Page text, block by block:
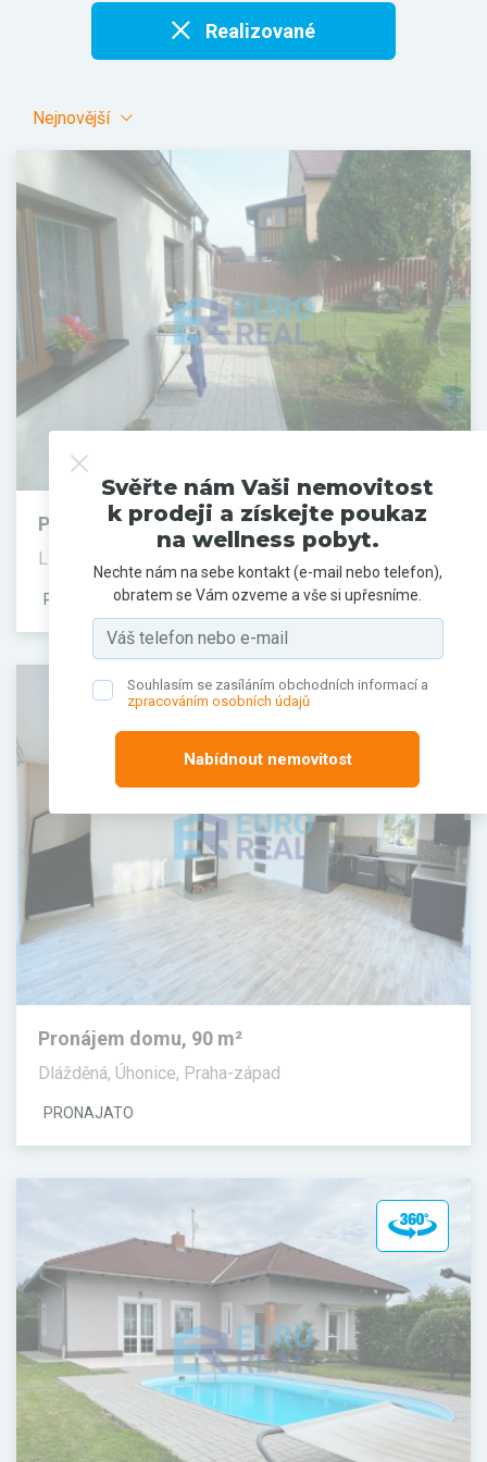
Realizované
Nejnovější
Prodej domu, 115 m²
Líbeznice, Praha-východ
PRODÁNO
Pronájem domu, 90 m²
Dlážděná, Úhonice, Praha-západ
PRONAJATO
Svěřte nám Vaši nemovitost
k prodeji a získejte poukaz
na wellness pobyt.
Nechte nám na sebe kontakt (e-mail nebo telefon),
obratem se Vám ozveme a vše si upřesníme.
Souhlasím se zasíláním obchodních informací a
zpracováním osobních údajů
Nabídnout nemovitost